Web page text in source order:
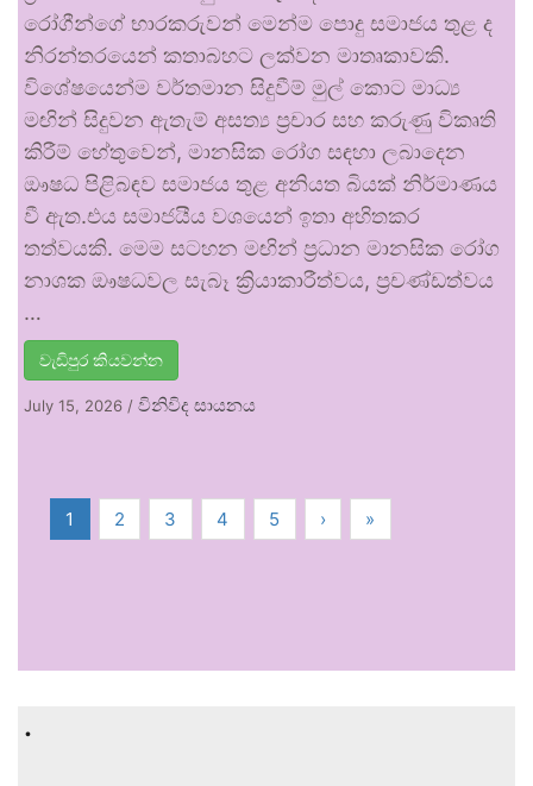
රෝගීන්ගේ භාරකරුවන් මෙන්ම පොදු සමාජය තුළ ද
නිරන්තරයෙන් කතාබහට ලක්වන මාතෘකාවකි.
විශේෂයෙන්ම වර්තමාන සිදුවීම් මුල් කොට මාධ්‍ය
මඟින් සිදුවන ඇතැම් අසත්‍ය ප්‍රචාර සහ කරුණු විකෘති
කිරීම් හේතුවෙන්, මානසික රෝග සඳහා ලබාදෙන
ඖෂධ පිළිබඳව සමාජය තුළ අනියත බියක් නිර්මාණය
වී ඇත.එය සමාජයීය වශයෙන් ඉතා අහිතකර
තත්වයකි. මෙම සටහන මඟින් ප්‍රධාන මානසික රෝග
නාශක ඖෂධවල සැබෑ ක්‍රියාකාරීත්වය, ප්‍රචණ්ඩත්වය
…
වැඩිපුර කියවන්න
July 15, 2026 / විනිවිද සායනය
1 2 3 4 5 › »
.